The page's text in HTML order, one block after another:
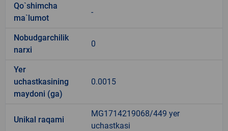
Qo`shimcha
ma`lumot
-
Nobudgarchilik
narxi
0
Yer
uchastkasining
maydoni (ga)
0.0015
Unikal raqami
MG1714219068/449 yer
uchastkasi